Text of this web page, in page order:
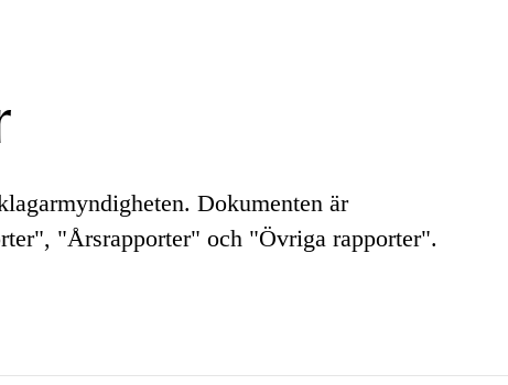
Dokumenten är
"Årsrapporter" och "Övriga rapporter".